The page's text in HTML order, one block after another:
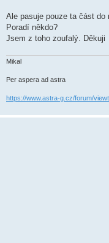
Ale pasuje pouze ta část do
Poradí někdo?
Jsem z toho zoufalý. Děkuji
Mikal
Per aspera ad astra
https://www.astra-g.cz/forum/